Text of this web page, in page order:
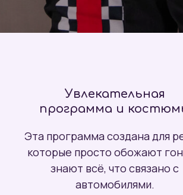
Увлекательная
программа и
Эта программа создана для
которые просто обожают
знают всё, что связано с
автомобилями.